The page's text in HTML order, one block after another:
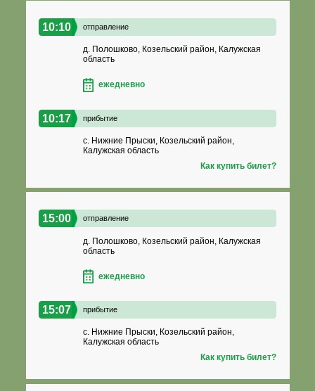
10:10 отправление
д. Полошково, Козельский район, Калужская
область
ежедневно
10:17 прибытие
с. Нижние Прыски, Козельский район,
Калужская область
Как купить билет?
15:00 отправление
д. Полошково, Козельский район, Калужская
область
ежедневно
15:07 прибытие
с. Нижние Прыски, Козельский район,
Калужская область
Как купить билет?